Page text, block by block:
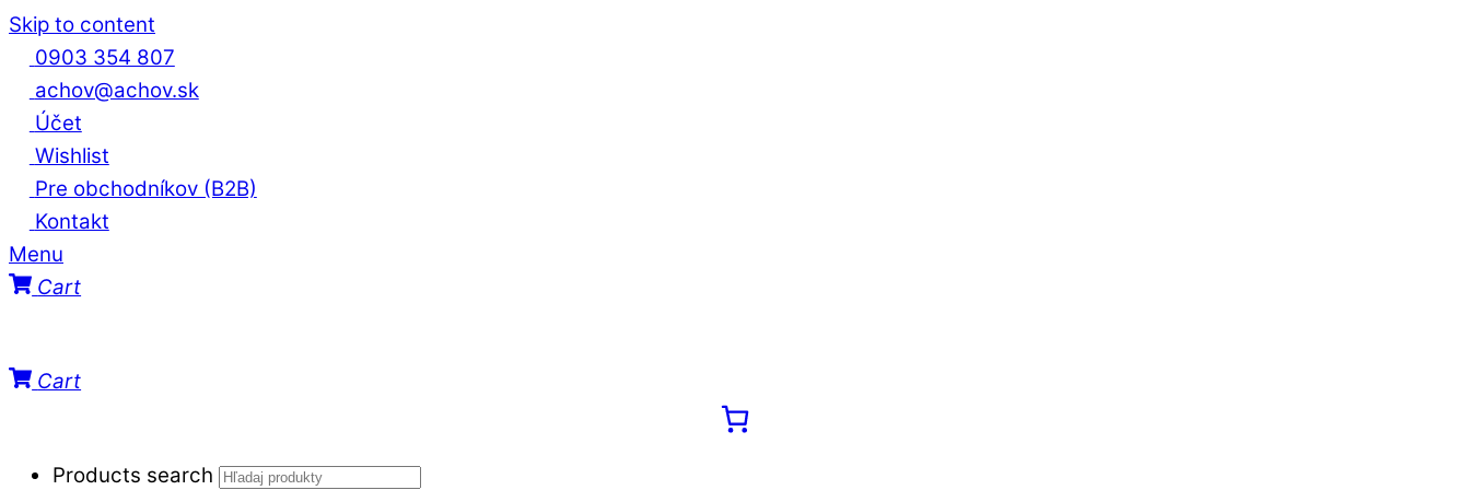
Skip to content
0903 354 807
achov@achov.sk
Účet
Wishlist
Pre obchodníkov (B2B)
Kontakt
Menu
Cart
Cart
Products search